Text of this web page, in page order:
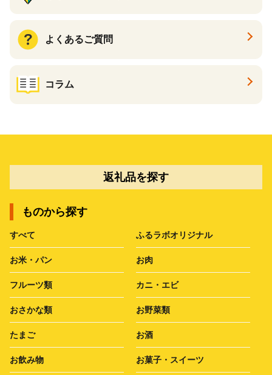
よくあるご質問
コラム
返礼品を探す
ものから探す
すべて ふるラボオリジナル
お米・パン お肉
フルーツ類 カニ・エビ
おさかな類 お野菜類
たまご お酒
お飲み物 お菓子・スイーツ